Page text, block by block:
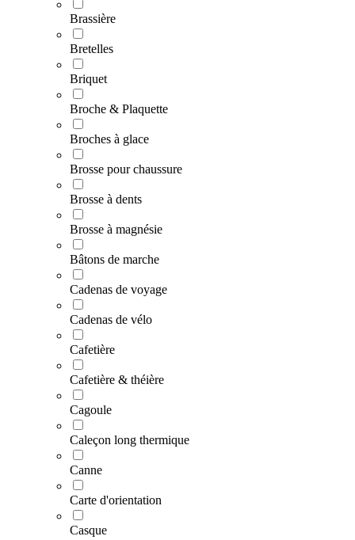
Brassière
Bretelles
Briquet
Broche & Plaquette
Broches à glace
Brosse pour chaussure
Brosse à dents
Brosse à magnésie
Bâtons de marche
Cadenas de voyage
Cadenas de vélo
Cafetière
Cafetière & théière
Cagoule
Caleçon long thermique
Canne
Carte d'orientation
Casque